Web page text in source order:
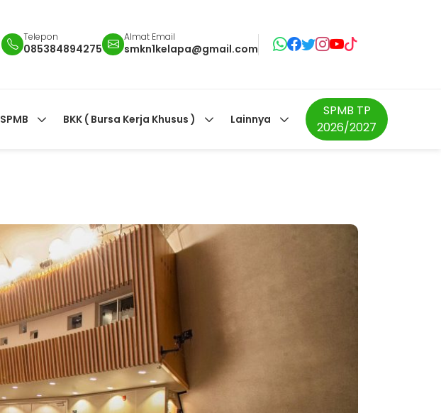
Telepon
085384894275
Almat Email
smkn1kelapa@gmail.com
SPMB BKK ( Bursa Kerja Khusus ) Lainnya
SPMB TP
2026/2027